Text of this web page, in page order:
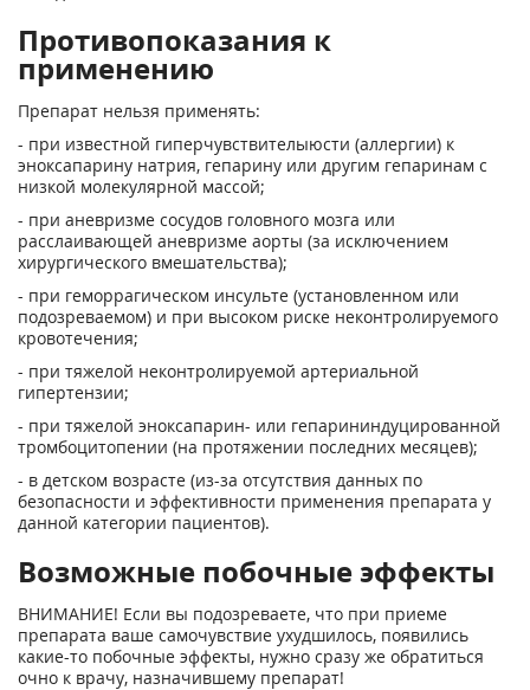
Противопоказания к
применению
Препарат нельзя применять:
- при известной гиперчувствителыюсти (аллергии) к
эноксапарину натрия, гепарину или другим гепаринам с
низкой молекулярной массой;
- при аневризме сосудов головного мозга или
расслаивающей аневризме аорты (за исключением
хирургического вмешательства);
- при геморрагическом инсульте (установленном или
подозреваемом) и при высоком риске неконтролируемого
кровотечения;
- при тяжелой неконтролируемой артериальной
гипертензии;
- при тяжелой эноксапарин- или гепарининдуцированной
тромбоцитопении (на протяжении последних месяцев);
- в детском возрасте (из-за отсутствия данных по
безопасности и эффективности применения препарата у
данной категории пациентов).
Возможные побочные эффекты
ВНИМАНИЕ! Если вы подозреваете, что при приеме
препарата ваше самочувствие ухудшилось, появились
какие-то побочные эффекты, нужно сразу же обратиться
очно к врачу, назначившему препарат!